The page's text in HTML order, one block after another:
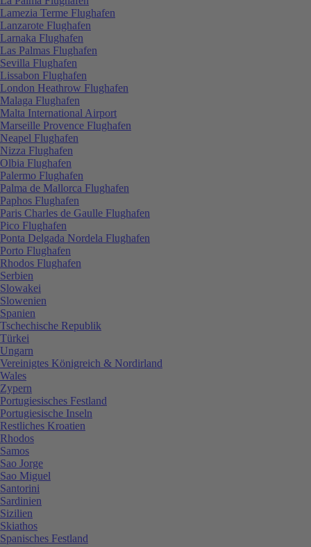
Lamezia Terme Flughafen
Lanzarote Flughafen
Larnaka Flughafen
Las Palmas Flughafen
Sevilla Flughafen
Lissabon Flughafen
London Heathrow Flughafen
Malaga Flughafen
Malta International Airport
Marseille Provence Flughafen
Neapel Flughafen
Nizza Flughafen
Olbia Flughafen
Palermo Flughafen
Palma de Mallorca Flughafen
Paphos Flughafen
Paris Charles de Gaulle Flughafen
Pico Flughafen
Ponta Delgada Nordela Flughafen
Porto Flughafen
Rhodos Flughafen
Serbien
Slowakei
Slowenien
Spanien
Tschechische Republik
Türkei
Ungarn
Vereinigtes Königreich & Nordirland
Wales
Zypern
Portugiesisches Festland
Portugiesische Inseln
Restliches Kroatien
Rhodos
Samos
Sao Jorge
Sao Miguel
Santorini
Sardinien
Sizilien
Skiathos
Spanisches Festland